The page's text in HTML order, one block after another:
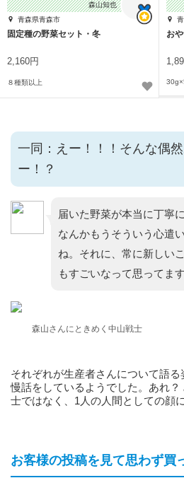
森山知也
青森県青森市
固定種の野菜セット・冬
2,160円
８種類以上
お
一同：えー！！！そんな偶
ー！？
届いた野菜が本当に丁寧
なんかもうそういう心遣
ね。それに、常に新しい
もすごいなって思ってます
森山さんにときめく中山戦士
それぞれが生産者さんについて語
慢話をしているようでした。あれ
士ではなく、1人の人間としての顔
お客様の投稿を見て思わず買